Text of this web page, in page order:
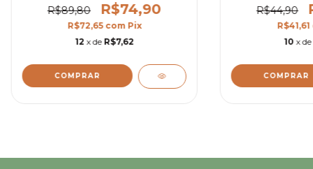
R$89,80 R$74,90
R$72,65 com Pix
12 x de R$7,62
R$44,90
R$41,61
10 x de